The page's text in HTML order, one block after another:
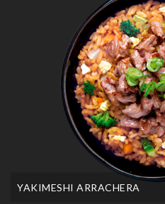
YAKIMESHI ARRACHERA